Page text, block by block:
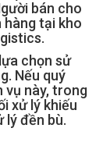
bán cho
hàng tại kho
chọn sử
Nếu quý
vụ này, trong
xử lý khiếu
lý đền bù.